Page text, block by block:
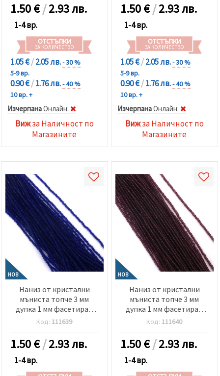
1.50€/2.93 лв.
1-4 вр.
ОТСТЪПКИ
ЗА КОЛИЧЕСТВО
1.05 €/2.05 лв.- 30 %
5-9 вр.
0.90 €/1.76 лв.- 40 %
10 вр. +
ИзчерпанаOнлайн:
Вижза Наличност по
Магазините
1.50€/2.93 лв.
1-4 вр.
ОТСТЪПКИ
ЗА КОЛИЧЕСТВО
1.05 €/2.05 лв.- 30 %
5-9 вр.
0.90 €/1.76 лв.- 40 %
10 вр. +
ИзчерпанаOнлайн:
Вижза Наличност по
Магазините
НОВ
Наниз от кристални
мъниста топче 3 мм
дупка 1 мм фасетиран
прозрачен цвят тъмно
син ~140 броя
Код: 111639
1.50€/2.93 лв.
1-4 вр.
НОВ
Наниз от кристални
мъниста топче 3 мм
дупка 1 мм фасетиран
прозрачен цвят лилав
~140 броя
Код: 111640
1.50€/2.93 лв.
1-4 вр.